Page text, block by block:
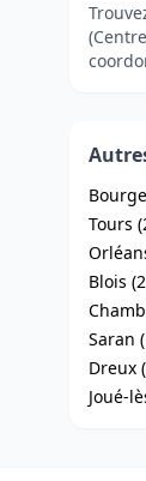
Tours
Blois
Saran
Dreux
Joué-